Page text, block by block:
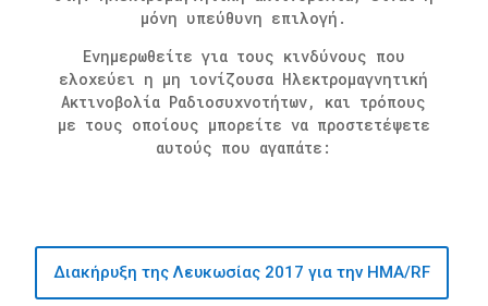
μόνη υπεύθυνη επιλογή.
Ενημερωθείτε για τους κινδύνους που
ελοχεύει η μη ιονίζουσα Ηλεκτρομαγνητική
Ακτινοβολία Ραδιοσυχνοτήτων, και τρόπους
με τους οποίους μπορείτε να προστετέψετε
αυτούς που αγαπάτε:
Διακήρυξη της Λευκωσίας 2017 για την ΗΜΑ/RF